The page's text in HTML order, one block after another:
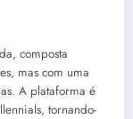
composta
mas com uma
A plataforma é
tornando-